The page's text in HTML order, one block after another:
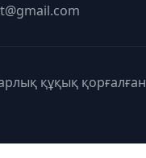
құқық қорғалған